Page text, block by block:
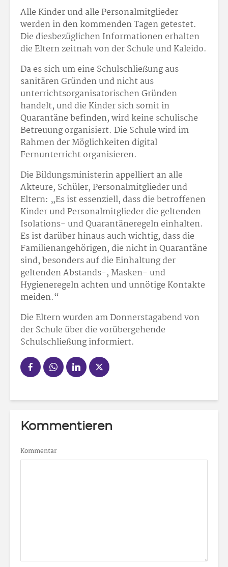
Alle Kinder und alle Personalmitglieder
werden in den kommenden Tagen getestet.
Die diesbezüglichen Informationen erhalten
die Eltern zeitnah von der Schule und Kaleido.
Da es sich um eine Schulschließung aus
sanitären Gründen und nicht aus
unterrichtsorganisatorischen Gründen
handelt, und die Kinder sich somit in
Quarantäne befinden, wird keine schulische
Betreuung organisiert. Die Schule wird im
Rahmen der Möglichkeiten digital
Fernunterricht organisieren.
Die Bildungsministerin appelliert an alle
Akteure, Schüler, Personalmitglieder und
Eltern: „Es ist essenziell, dass die betroffenen
Kinder und Personalmitglieder die geltenden
Isolations- und Quarantäneregeln einhalten.
Es ist darüber hinaus auch wichtig, dass die
Familienangehörigen, die nicht in Quarantäne
sind, besonders auf die Einhaltung der
geltenden Abstands-, Masken- und
Hygieneregeln achten und unnötige Kontakte
meiden.“
Die Eltern wurden am Donnerstagabend von
der Schule über die vorübergehende
Schulschließung informiert.
Kommentieren
Kommentar